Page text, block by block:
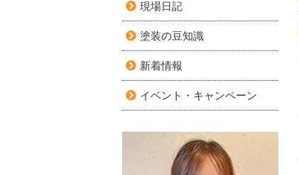
現場日記
塗装の豆知識
新着情報
イベント・キャンペーン